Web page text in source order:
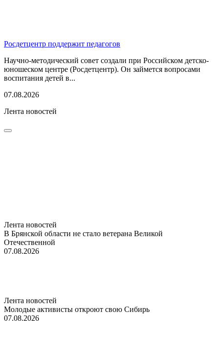
Росдетцентр поддержит педагогов
Научно-методический совет создали при Российском детско-
юношеском центре (Росдетцентр). Он займется вопросами
воспитания детей в...
07.08.2026
Лента новостей
Лента новостей
В Брянской области не стало ветерана Великой
Отечественной
07.08.2026
Лента новостей
Молодые активисты откроют свою Сибирь
07.08.2026